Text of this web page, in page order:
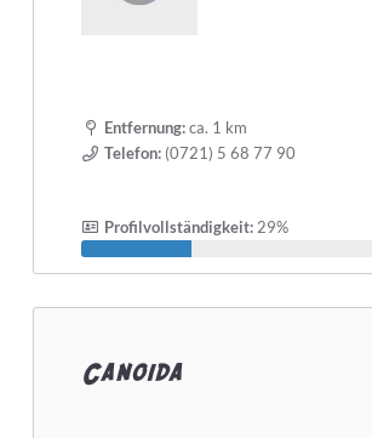
Entfernung:ca. 1 km
Telefon:(0721) 5 68 77 90
Profilvollständigkeit:29%
Canoida